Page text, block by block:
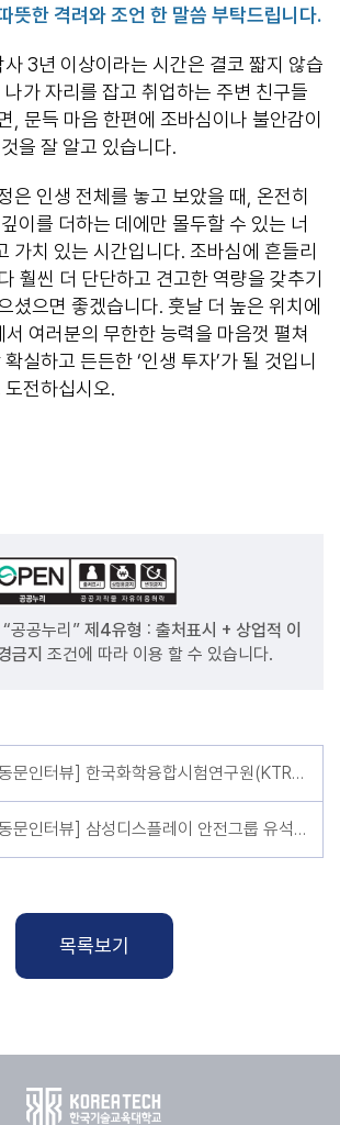
뜻한 격려와 조언 한 말씀 부탁드립니다.
3년 이상이라는 시간은 결코 짧지 않습
가 자리를 잡고 취업하는 주변 친구들
, 문득 마음 한편에 조바심이나 불안감이
을 잘 알고 있습니다.
은 인생 전체를 놓고 보았을 때, 온전히
이를 더하는 데에만 몰두할 수 있는 너
가치 있는 시간입니다. 조바심에 흔들리
훨씬 더 단단하고 견고한 역량을 갖추기
셨으면 좋겠습니다. 훗날 더 높은 위치에
여러분의 무한한 능력을 마음껏 펼쳐
실하고 든든한 ‘인생 투자’가 될 것입니
전하십시오.
공공누리” 제4유형 : 출처표시 + 상업적 이
금지 조건에 따라 이용 할 수 있습니다.
[동문인터뷰] 한국화학융합시험연구원(KTR) 지형준 동문[일반대학원 건축공학과]
[동문인터뷰] 삼성디스플레이 안전그룹 유석훈 동문(일반대학원 산업안전공학과)
목록보기